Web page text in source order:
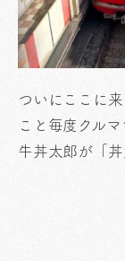
ついにここに
こと毎度クル
牛丼太郎が「丼